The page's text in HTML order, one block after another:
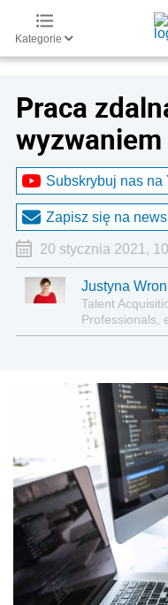
Kategorie
Praca
wyzwaniem
Subskrybuj nas na
Zapisz się na
20 stycznia 2021,
Justyna
Talent
Professionals,